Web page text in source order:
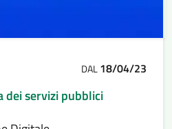
DAL18/04/23
dei servizi pubblici